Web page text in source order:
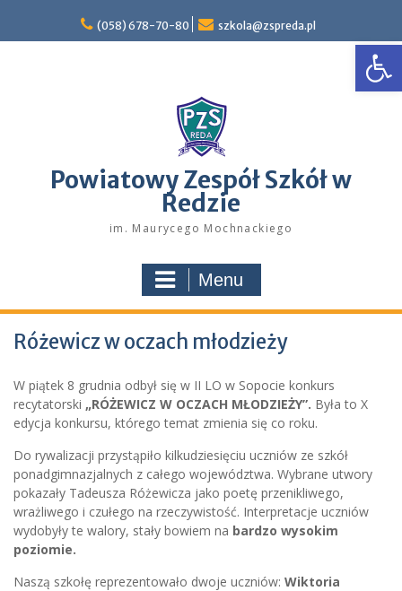
content
(058) 678-70-80 szkola@zspreda.pl
Powiatowy Zespół Szkół w
Redzie
im. Maurycego Mochnackiego
Menu
Różewicz w oczach młodzieży
W piątek 8 grudnia odbył się w II LO w Sopocie konkurs
recytatorski „RÓŻEWICZ W OCZACH MŁODZIEŻY”. Była to X
edycja konkursu, którego temat zmienia się co roku.
Do rywalizacji przystąpiło kilkudziesięciu uczniów ze szkół
ponadgimnazjalnych z całego województwa. Wybrane utwory
pokazały Tadeusza Różewicza jako poetę przenikliwego,
wrażliwego i czułego na rzeczywistość. Interpretacje uczniów
wydobyły te walory, stały bowiem na bardzo wysokim
poziomie.
Naszą szkołę reprezentowało dwoje uczniów: Wiktoria